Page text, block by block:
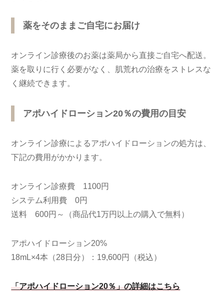
薬をそのままご自宅にお届け
オンライン診療後のお薬は薬局から直接ご自宅へ配送。
薬を取りに行く必要がなく、肌荒れの治療をストレスな
く継続できます。
アポハイドローション20％の費用の目安
オンライン診療によるアポハイドローションの処方は、
下記の費用がかかります。
オンライン診療費 1100円
システム利用費 0円
送料 600円～（商品代1万円以上の購入で無料）
アポハイドローション20%
18mL×4本（28日分）：19,600円（税込）
「アポハイドローション20％」の詳細はこちら